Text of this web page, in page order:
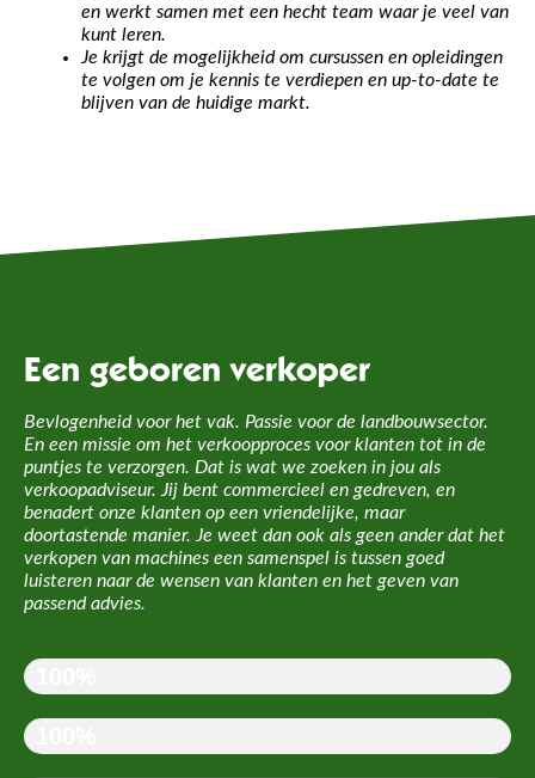
en werkt samen met een hecht team waar je veel van
kunt leren.
Je krijgt de mogelijkheid om cursussen en opleidingen
te volgen om je kennis te verdiepen en up-to-date te
blijven van de huidige markt.
Een geboren verkoper
Bevlogenheid voor het vak. Passie voor de landbouwsector.
En een missie om het verkoopproces voor klanten tot in de
puntjes te verzorgen. Dat is wat we zoeken in jou als
verkoopadviseur. Jij bent commercieel en gedreven, en
benadert onze klanten op een vriendelijke, maar
doortastende manier. Je weet dan ook als geen ander dat het
verkopen van machines een samenspel is tussen goed
luisteren naar de wensen van klanten en het geven van
passend advies.